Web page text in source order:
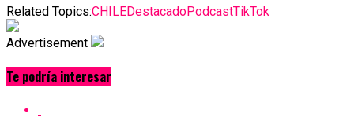
Related Topics:CHILEDestacadoPodcastTikTok
Advertisement
Te podría interesar